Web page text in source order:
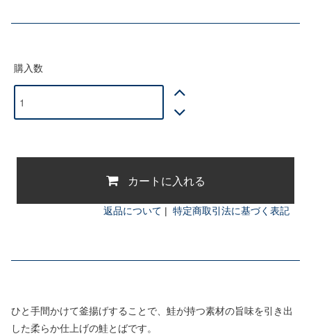
購入数
カートに入れる
返品について | 特定商取引法に基づく表記
ひと手間かけて釜揚げすることで、鮭が持つ素材の旨味を引き出
した柔らか仕上げの鮭とばです。